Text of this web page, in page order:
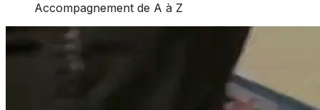
Accompagnement de A à Z